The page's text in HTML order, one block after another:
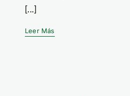
[...]
Leer Más